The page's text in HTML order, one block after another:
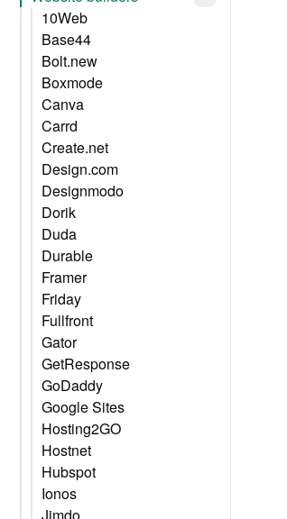
10Web
Base44
Bolt.new
Boxmode
Canva
Carrd
Create.net
Design.com
Designmodo
Dorik
Duda
Durable
Framer
Friday
Fullfront
Gator
GetResponse
GoDaddy
Google Sites
Hosting2GO
Hostnet
Hubspot
Ionos